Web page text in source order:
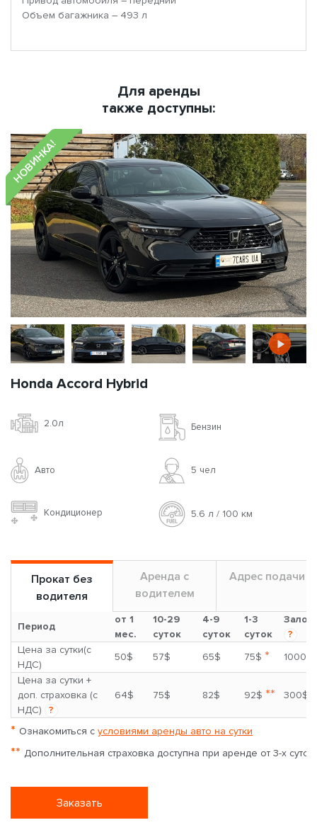
Объем багажника – 493 л
Для аренды
также доступны:
НОВИНКА!
Honda Accord Hybrid
2.0л Бензин
Авто 5 чел
Кондиционер 5.6 л / 100 км
Прокат без
водителя
Аренда с
водителем
Адрес подачи
Период
от 1
мес.
10-29
суток
4-9
суток
1-3
суток
Залог
?
Цена за сутки(с
НДС)
50$ 57$ 65$ 75$ *
1000$
Цена за сутки +
доп. страховка (с
НДС)
?
64$ 75$ 82$ 92$ ** 300$
* Ознакомиться с условиями аренды авто на сутки
** Дополнительная страховка доступна при аренде от 3-х суток
Заказать